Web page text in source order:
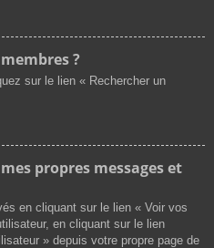
?
sur le lien « Rechercher un
propres messages et
en cliquant sur le lien « Voir vos
en cliquant sur le lien
» depuis votre propre page de